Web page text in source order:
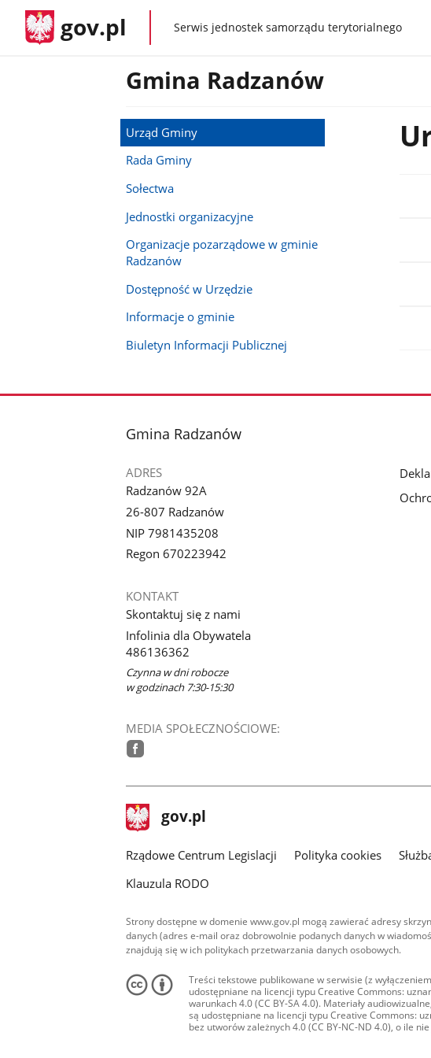
gov.pl gov.plSerwis jednostek samorządu terytorialnego
Gmina Radzanów
Urząd Gminy
Rada Gminy
Sołectwa
Jednostki organizacyjne
Organizacje pozarządowe w gminie
Radzanów
Dostępność w Urzędzie
Informacje o gminie
Biuletyn Informacji Publicznej
stopka
Gmina Radzanów
ADRES
Radzanów 92A
26-807 Radzanów
NIP 7981435208
Regon 670223942
KONTAKT
Skontaktuj się z nami
Infolinia dla Obywatela
486136362
Czynna w dni robocze
w godzinach 7:30-15:30
MEDIA SPOŁECZNOŚCIOWE:
stopka
gov.pl Strona
gov.pl
Rządowe Centrum Legislacji Polityka cookies
Klauzula RODO
Strony dostępne w domenie www.gov.pl mogą zawierać adresy
danych (adres e-mail oraz dobrowolnie podanych danych w
znajdują się w ich politykach przetwarzania danych osobowych.
Treści tekstowe publikowane w serwisie (z
udostępniane na licencji typu Creative Commons:
warunkach 4.0 (CC BY-SA 4.0). Materiały
są udostępniane na licencji typu Creative Commons:
bez utworów zależnych 4.0 (CC BY-NC-ND 4.0), o ile